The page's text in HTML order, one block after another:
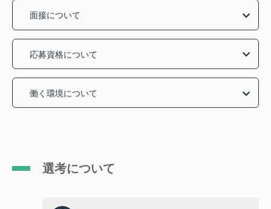
面接について
応募資格について
働く環境について
選考について